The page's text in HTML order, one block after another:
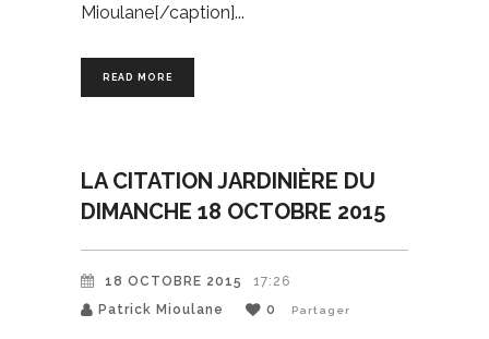
Mioulane[/caption]
READ MORE
LA CITATION JARDINIÈRE DU
DIMANCHE 18 OCTOBRE 2015
18 OCTOBRE 2015
17:26
Patrick Mioulane
0 Partager